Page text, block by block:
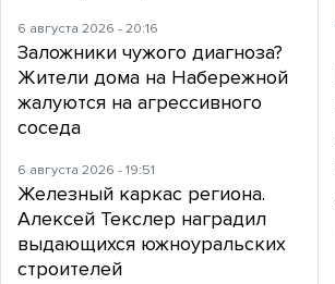
6 августа 2026 - 20:16
Заложники чужого диагноза?
Жители дома на Набережной
жалуются на агрессивного
соседа
6 августа 2026 - 19:51
Железный каркас региона.
Алексей Текслер наградил
выдающихся южноуральских
строителей